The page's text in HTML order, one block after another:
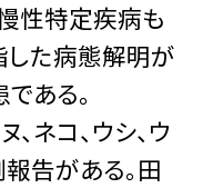
性特定疾病も
した病態解明が
ある。
ネコ、ウシ、ウ
報告がある。田